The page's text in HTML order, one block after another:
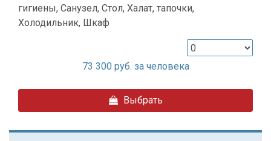
гигиены, Санузел, Стол, Халат, тапочки,
Холодильник, Шкаф
73 300 руб. за человека
Выбрать